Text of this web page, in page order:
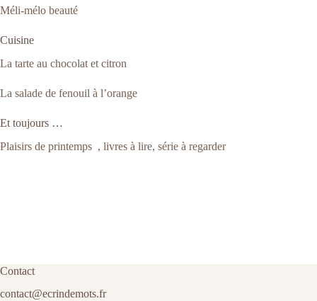
Méli-mélo beauté
Cuisine
La tarte au chocolat et citron
La salade de fenouil à l’orange
Et toujours …
Plaisirs de printemps , livres à lire, série à regarder
Contact
contact@ecrindemots.fr